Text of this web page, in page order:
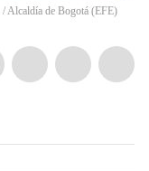
/Alcaldía de Bogotá (EFE)